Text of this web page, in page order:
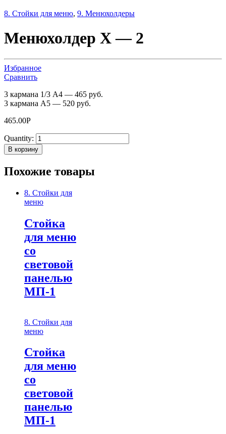
8. Стойки для меню, 9. Менюхолдеры
Менюхолдер Х — 2
Избранное
Сравнить
3 кармана 1/3 А4 — 465 руб.
3 кармана А5 — 520 руб.
465.00Р
Quantity:
В корзину
Похожие товары
8. Стойки для
меню
Стойка
для меню
со
световой
панелью
МП-1
8. Стойки для
меню
Стойка
для меню
со
световой
панелью
МП-1